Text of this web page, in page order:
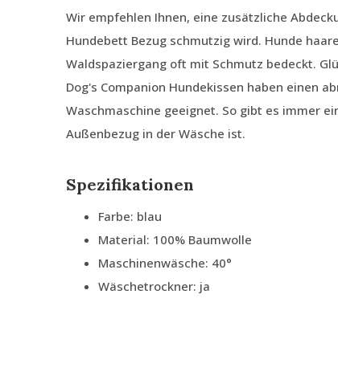
Wir empfehlen Ihnen, eine zusätzliche
Hundebett Bezug schmutzig wird. Hunde
Waldspaziergang oft mit Schmutz bedeckt.
Dog's Companion Hundekissen haben einen
Waschmaschine geeignet. So gibt es immer
Außenbezug in der Wäsche ist.
Spezifikationen
Farbe: blau
Material: 100% Baumwolle
Maschinenwäsche: 40°
Wäschetrockner: ja